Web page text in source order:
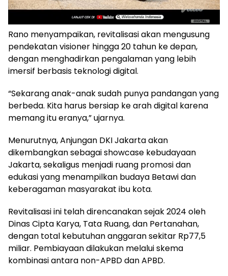
Rano menyampaikan, revitalisasi akan mengusung
pendekatan visioner hingga 20 tahun ke depan,
dengan menghadirkan pengalaman yang lebih
imersif berbasis teknologi digital.
“Sekarang anak-anak sudah punya pandangan yang
berbeda. Kita harus bersiap ke arah digital karena
memang itu eranya,” ujarnya.
Menurutnya, Anjungan DKI Jakarta akan
dikembangkan sebagai showcase kebudayaan
Jakarta, sekaligus menjadi ruang promosi dan
edukasi yang menampilkan budaya Betawi dan
keberagaman masyarakat ibu kota.
Revitalisasi ini telah direncanakan sejak 2024 oleh
Dinas Cipta Karya, Tata Ruang, dan Pertanahan,
dengan total kebutuhan anggaran sekitar Rp77,5
miliar. Pembiayaan dilakukan melalui skema
kombinasi antara non-APBD dan APBD.